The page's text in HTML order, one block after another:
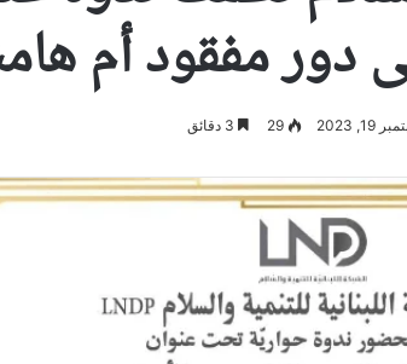
دور مفقود أم
19, 2023
29